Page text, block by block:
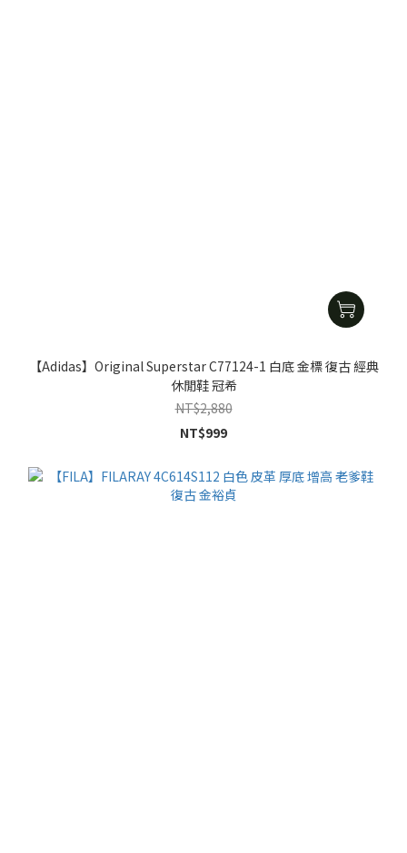
【Adidas】Original Superstar C77124-1 白底 金標 復古 經典
休閒鞋 冠希
NT$2,880
NT$999